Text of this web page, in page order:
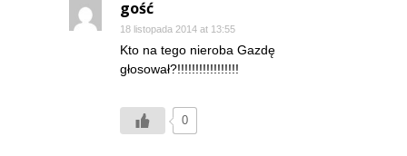
gość
18 listopada 2014 at 13:55
Kto na tego nieroba Gazdę
głosował?!!!!!!!!!!!!!!!!!
0